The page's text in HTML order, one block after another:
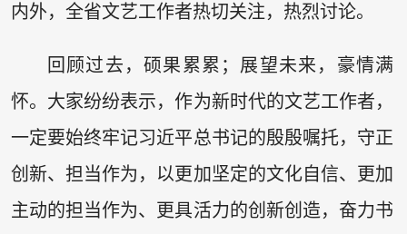
内外，全省文艺工作者热切关注，热烈讨论。
回顾过去，硕果累累；展望未来，豪情满
怀。大家纷纷表示，作为新时代的文艺工作者，
一定要始终牢记习近平总书记的殷殷嘱托，守正
创新、担当作为，以更加坚定的文化自信、更加
主动的担当作为、更具活力的创新创造，奋力书